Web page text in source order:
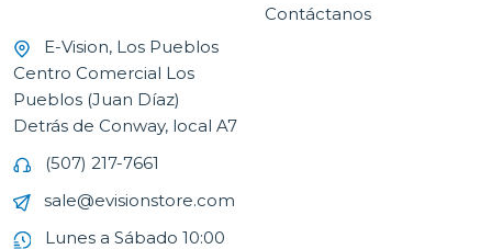
E-Vision, Los Pueblos
Centro Comercial Los
Pueblos (Juan Díaz)
Detrás de Conway, local A7
(507) 217-7661
sale@evisionstore.com
Lunes a Sábado 10:00
Contáctanos